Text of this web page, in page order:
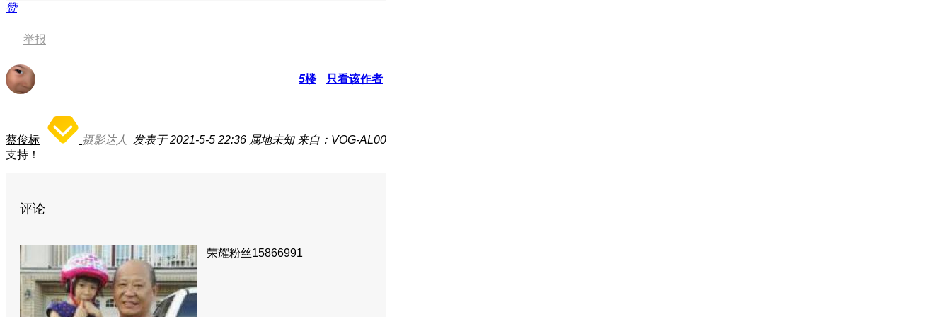
赞
举报
5楼 只看该作者
蔡俊标 摄影达人 发表于 2021-5-5 22:36 属地未知 来自：VOG-AL00
支持！
评论
荣耀粉丝15866991